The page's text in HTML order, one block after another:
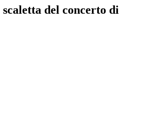
del concerto di